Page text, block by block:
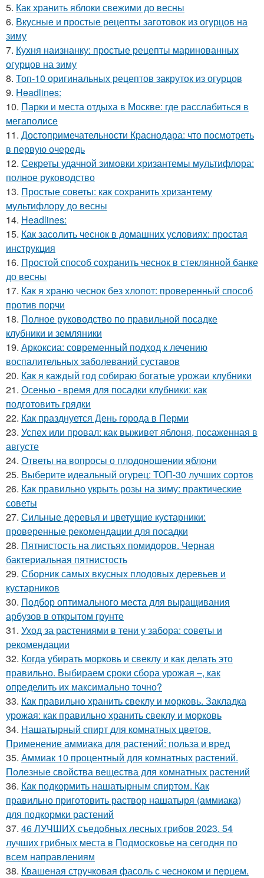
5. Как хранить яблоки свежими до весны
6. Вкусные и простые рецепты заготовок из огурцов на
зиму
7. Кухня наизнанку: простые рецепты маринованных
огурцов на зиму
8. Топ-10 оригинальных рецептов закруток из огурцов
9. Headlines:
10. Парки и места отдыха в Москве: где расслабиться в
мегаполисе
11. Достопримечательности Краснодара: что посмотреть
в первую очередь
12. Секреты удачной зимовки хризантемы мультифлора:
полное руководство
13. Простые советы: как сохранить хризантему
мультифлору до весны
14. Headlines:
15. Как засолить чеснок в домашних условиях: простая
инструкция
16. Простой способ сохранить чеснок в стеклянной банке
до весны
17. Как я храню чеснок без хлопот: проверенный способ
против порчи
18. Полное руководство по правильной посадке
клубники и земляники
19. Аркоксиа: современный подход к лечению
воспалительных заболеваний суставов
20. Как я каждый год собираю богатые урожаи клубники
21. Осенью - время для посадки клубники: как
подготовить грядки
22. Как празднуется День города в Перми
23. Успех или провал: как выживет яблоня, посаженная в
августе
24. Ответы на вопросы о плодоношении яблони
25. Выберите идеальный огурец: ТОП-30 лучших сортов
26. Как правильно укрыть розы на зиму: практические
советы
27. Сильные деревья и цветущие кустарники:
проверенные рекомендации для посадки
28. Пятнистость на листьях помидоров. Черная
бактериальная пятнистость
29. Сборник самых вкусных плодовых деревьев и
кустарников
30. Подбор оптимального места для выращивания
арбузов в открытом грунте
31. Уход за растениями в тени у забора: советы и
рекомендации
32. Когда убирать морковь и свеклу и как делать это
правильно. Выбираем сроки сбора урожая –, как
определить их максимально точно?
33. Как правильно хранить свеклу и морковь. Закладка
урожая: как правильно хранить свеклу и морковь
34. Нашатырный спирт для комнатных цветов.
Применение аммиака для растений: польза и вред
35. Аммиак 10 процентный для комнатных растений.
Полезные свойства вещества для комнатных растений
36. Как подкормить нашатырным спиртом. Как
правильно приготовить раствор нашатыря (аммиака)
для подкормки растений
37. 46 ЛУЧШИХ съедобных лесных грибов 2023. 54
лучших грибных места в Подмосковье на сегодня по
всем направлениям
38. Квашеная стручковая фасоль с чесноком и перцем.